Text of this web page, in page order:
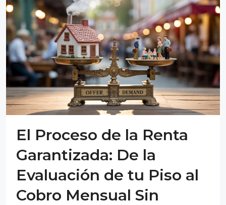
El Proceso de la Renta
Garantizada: De la
Evaluación de tu Piso al
Cobro Mensual Sin